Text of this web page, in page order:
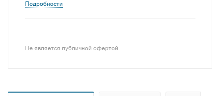
Подробности
Не является публичной офертой.